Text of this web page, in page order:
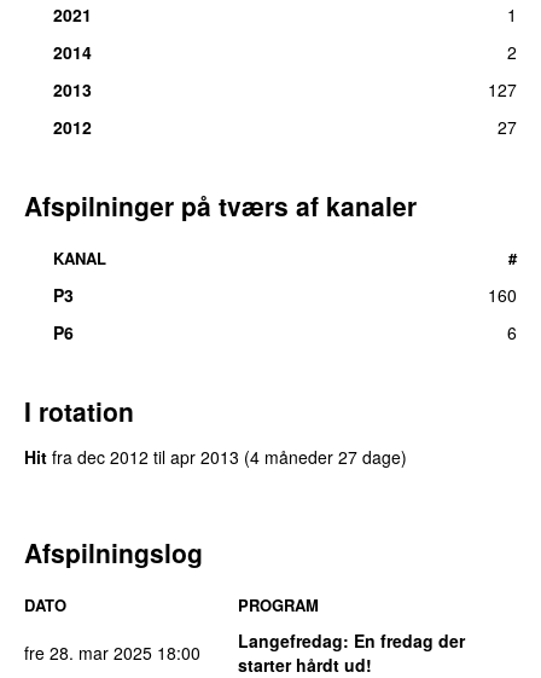
2021
1
2014
2
2013
127
2012
27
Afspilninger på tværs af kanaler
KANAL #
P3
160
P6
6
I rotation
Hit fra dec 2012 til apr 2013 (4 måneder 27 dage)
Afspilningslog
DATO PROGRAM
fre 28. mar 2025 18:00 Langefredag: En fredag der
starter hårdt ud!